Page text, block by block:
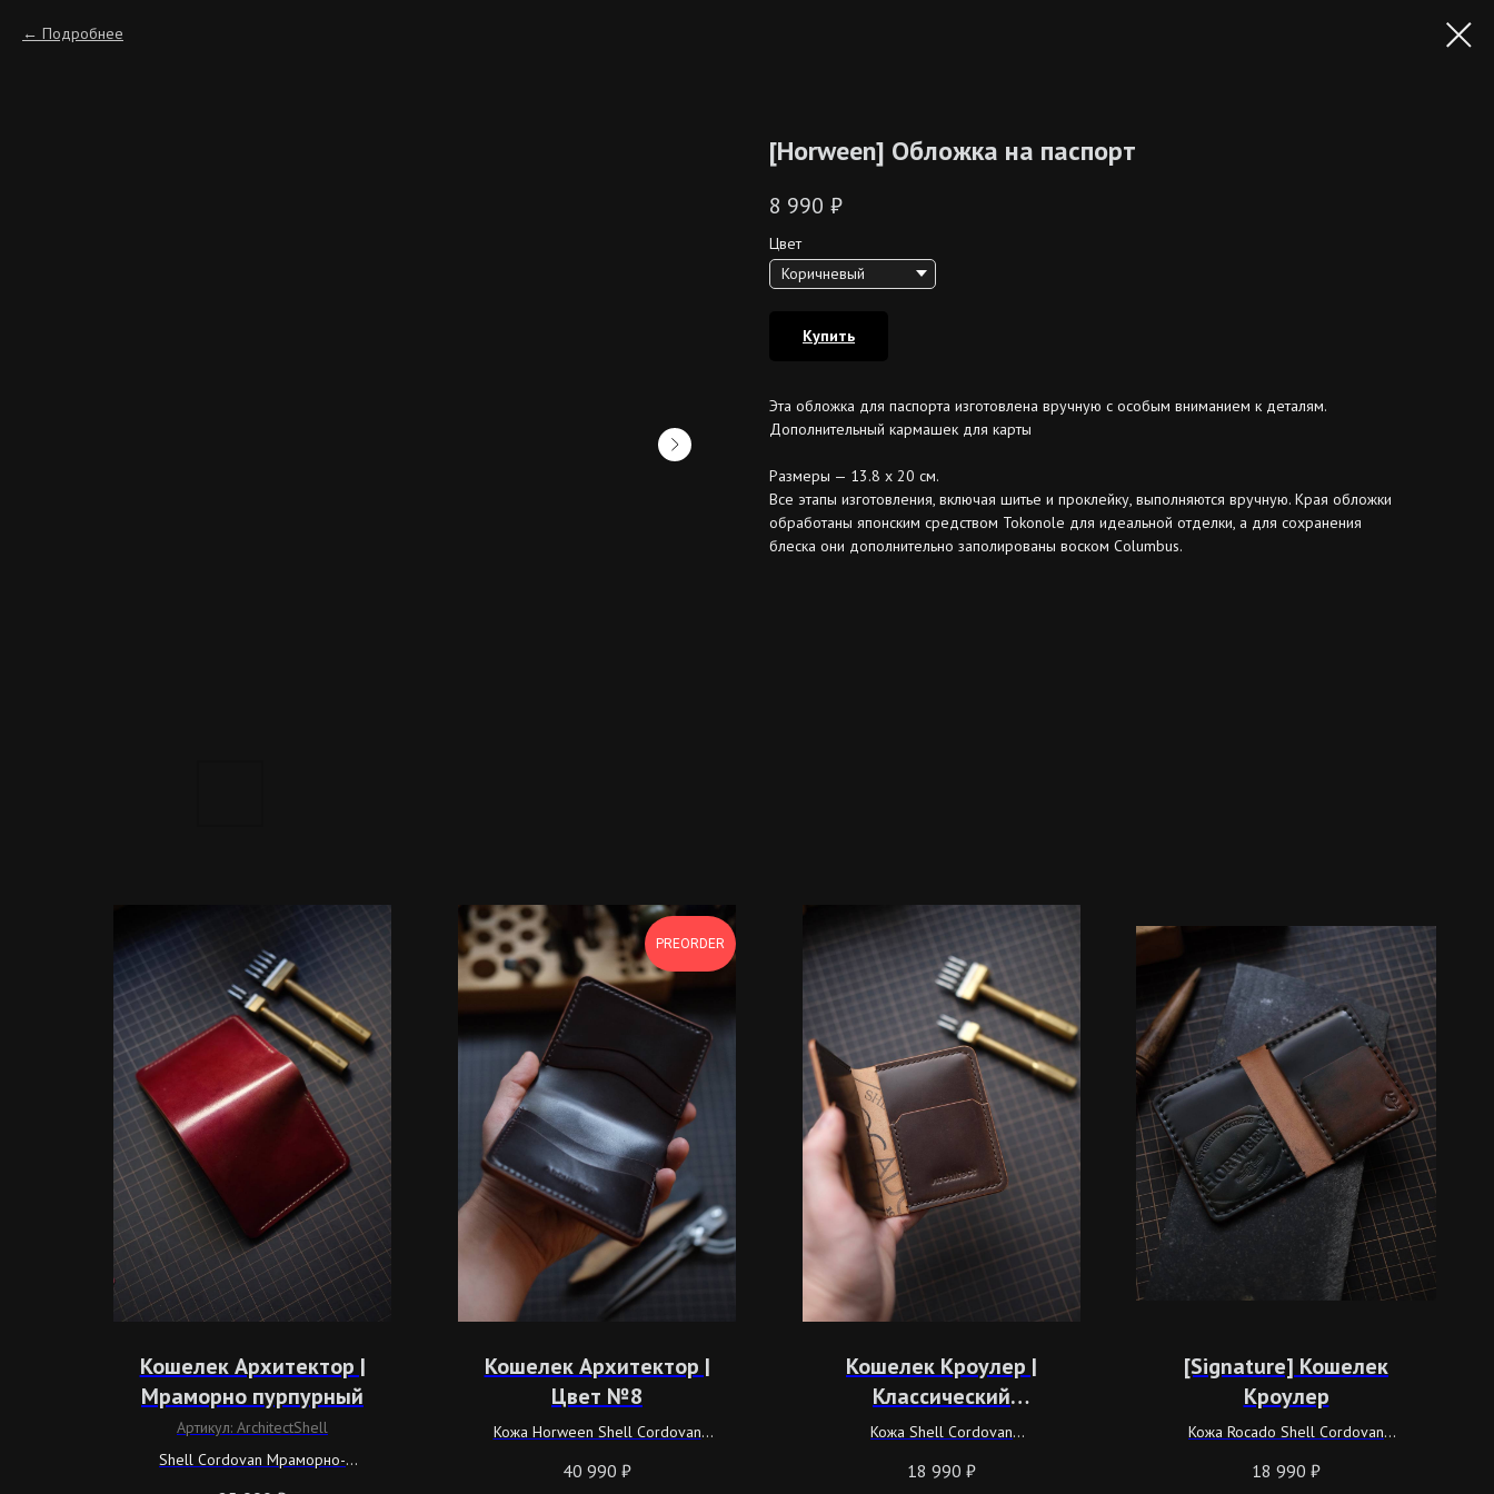
Подробнее
[Horween] Обложка на паспорт
8 990 ₽
Цвет
Купить
Эта обложка для паспорта изготовлена вручную с особым вниманием к деталям.
Дополнительный кармашек для карты
Размеры — 13.8 х 20 см.
Все этапы изготовления, включая шитье и проклейку, выполняются вручную. Края обложки
обработаны японским средством Tokonole для идеальной отделки, а для сохранения
блеска они дополнительно заполированы воском Columbus.
Кошелек Архитектор |
Мраморно пурпурный
Артикул: ArchitectShell
Shell Cordovan Мраморно-
PREORDER
Кошелек Архитектор |
Цвет №8
Кожа Horween Shell Cordovan
40 990 ₽
Кошелек Кроулер |
Классический
коричневый
Кожа Shell Cordovan
18 990 ₽
[Signature] Кошелек
Кроулер
Кожа Rocado Shell Cordovan
18 990 ₽